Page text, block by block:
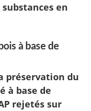
en
à base de
préservation du
à base de
rejetés sur